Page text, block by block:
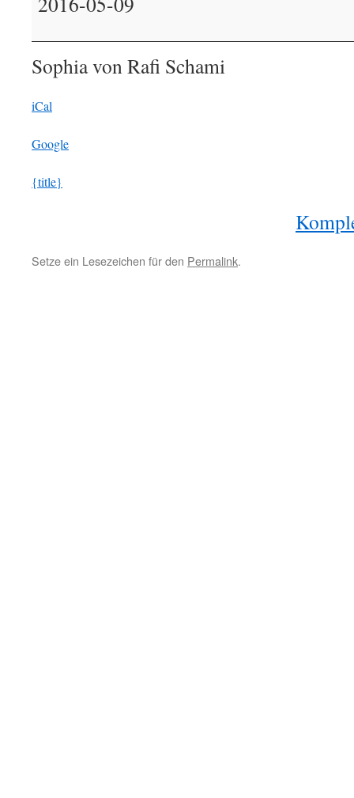
Christa
Sophia von Rafi Schami
iCal
Google
{title}
Setze ein Lesezeichen für den Permalink.